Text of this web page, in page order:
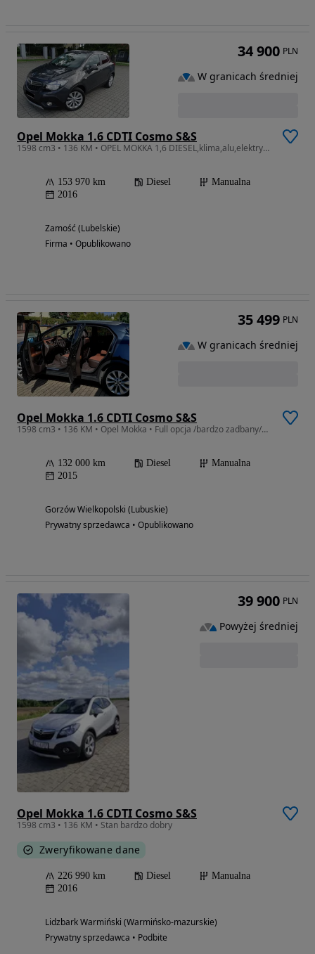
Opel Mokka 1.6 CDTI Cosmo S&S
1598 cm3 • 136 KM • OPEL MOKKA 1,6 DIESEL,klima,alu,elektryka,połskóra,czujniki,radio,abs
153 970 km Diesel
Manualna
2016
Zamość (Lubelskie)
Firma • Opublikowano
34 900 PLN
W granicach średniej
Opel Mokka 1.6 CDTI Cosmo S&S
1598 cm3 • 136 KM • Opel Mokka • Full opcja /bardzo zadbany/bogata wersja/
132 000 km Diesel
Manualna
2015
Gorzów Wielkopolski (Lubuskie)
Prywatny sprzedawca • Opublikowano
35 499 PLN
W granicach średniej
Opel Mokka 1.6 CDTI Cosmo S&S
1598 cm3 • 136 KM • Stan bardzo dobry
Zweryfikowane dane
226 990 km Diesel
Manualna
2016
Lidzbark Warmiński (Warmińsko-mazurskie)
Prywatny sprzedawca • Podbite
39 900 PLN
Powyżej średniej